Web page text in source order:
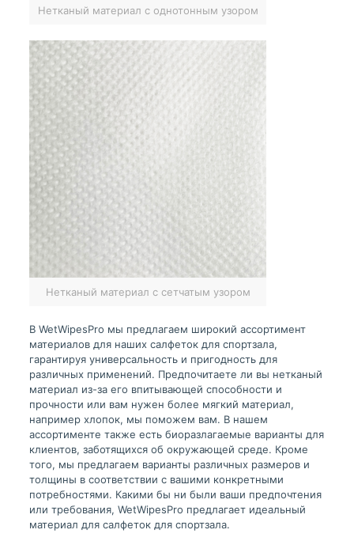
Нетканый материал с однотонным узором
Нетканый материал с сетчатым узором
В WetWipesPro мы предлагаем широкий ассортимент
материалов для наших салфеток для спортзала,
гарантируя универсальность и пригодность для
различных применений. Предпочитаете ли вы нетканый
материал из-за его впитывающей способности и
прочности или вам нужен более мягкий материал,
например хлопок, мы поможем вам. В нашем
ассортименте также есть биоразлагаемые варианты для
клиентов, заботящихся об окружающей среде. Кроме
того, мы предлагаем варианты различных размеров и
толщины в соответствии с вашими конкретными
потребностями. Какими бы ни были ваши предпочтения
или требования, WetWipesPro предлагает идеальный
материал для салфеток для спортзала.